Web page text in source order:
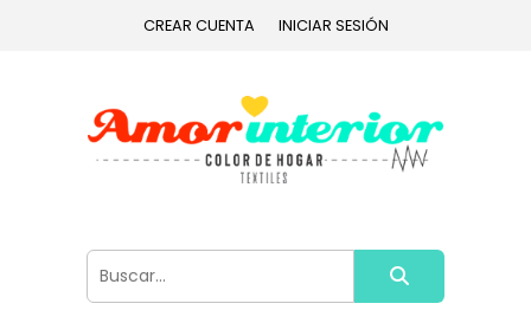
CREAR CUENTA INICIAR SESIÓN